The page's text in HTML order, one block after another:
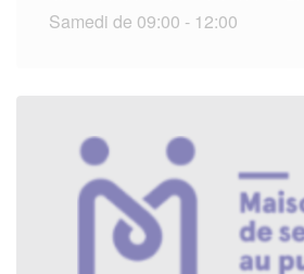
Samedi de 09:00 - 12:00